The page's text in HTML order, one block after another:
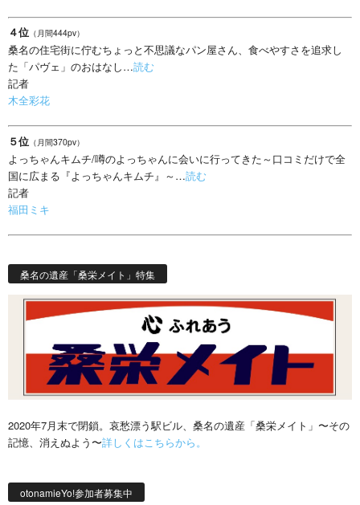
４位 （月間444pv）
桑名の住宅街に佇むちょっと不思議なパン屋さん、食べやすさを追求し
た「パヴェ」のおはなし…読む
記者
木全彩花
５位 （月間370pv）
よっちゃんキムチ/噂のよっちゃんに会いに行ってきた～口コミだけで全
国に広まる『よっちゃんキムチ』～…読む
記者
福田ミキ
桑名の遺産「桑栄メイト」特集
2020年7月末で閉鎖。哀愁漂う駅ビル、桑名の遺産「桑栄メイト」〜その
記憶、消えぬよう〜詳しくはこちらから。
otonamieYo!参加者募集中